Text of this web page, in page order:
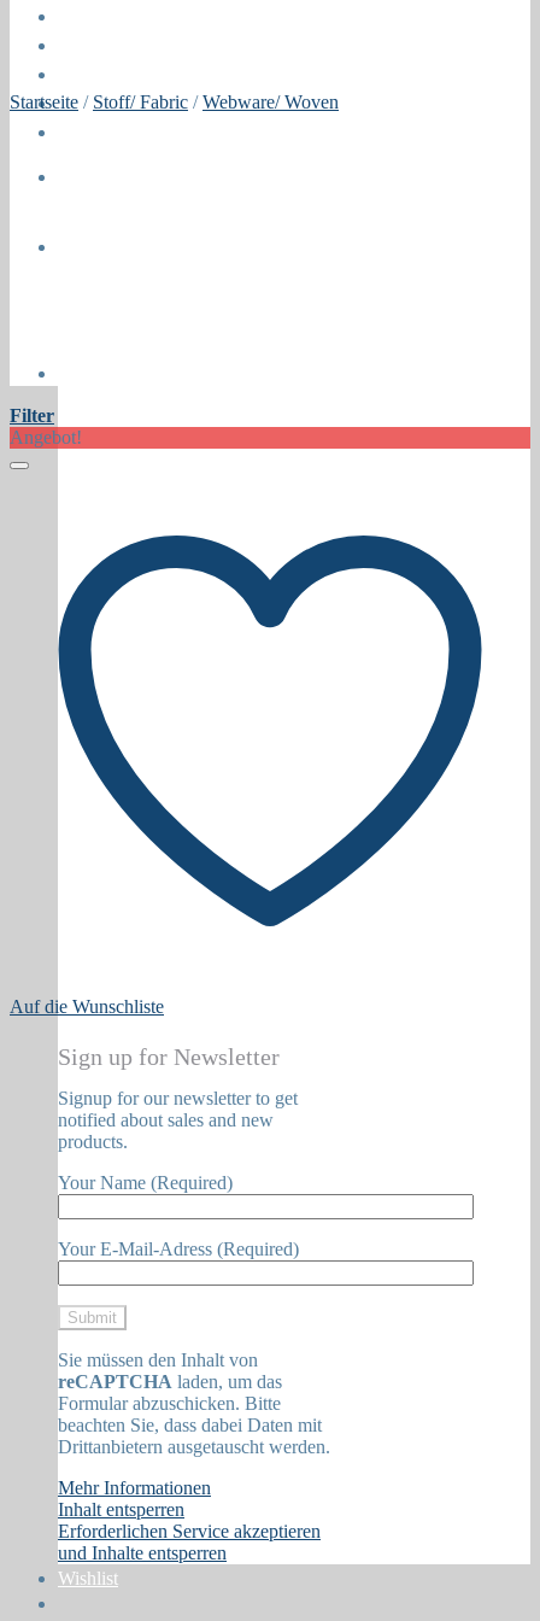
Press
Sign up for Newsletter
Signup for our newsletter to get
notified about sales and new
products.
Your Name (Required)
Your E-Mail-Adress (Required)
Sie müssen den Inhalt von
reCAPTCHA laden, um das
Formular abzuschicken. Bitte
beachten Sie, dass dabei Daten mit
Drittanbietern ausgetauscht werden.
Mehr Informationen
Inhalt entsperren
Erforderlichen Service akzeptieren
und Inhalte entsperren
Wishlist
Startseite / Stoff/ Fabric / Webware/ Woven
Filter
Angebot!
Auf die Wunschliste